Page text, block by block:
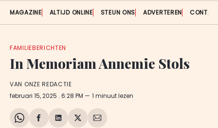
MAGAZINE ALTIJD ONLINE STEUN ONS ADVERTEREN
FAMILIEBERICHTEN
In Memoriam Annemie Stols
VAN ONZE REDACTIE
februari 15, 2025 . 6:28 PM 1 minuut lezen
ShareDelenDelenShareDeel